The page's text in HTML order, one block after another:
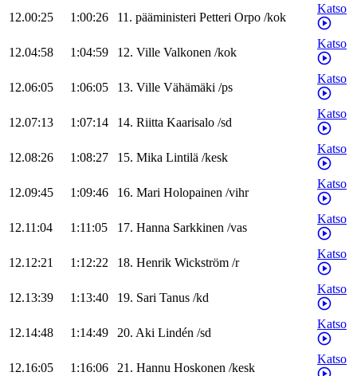
12.00:25 1:00:26 11. pääministeri Petteri Orpo /kok
Katso
12.04:58 1:04:59 12. Ville Valkonen /kok
Katso
12.06:05 1:06:05 13. Ville Vähämäki /ps
Katso
12.07:13 1:07:14 14. Riitta Kaarisalo /sd
Katso
12.08:26 1:08:27 15. Mika Lintilä /kesk
Katso
12.09:45 1:09:46 16. Mari Holopainen /vihr
Katso
12.11:04 1:11:05 17. Hanna Sarkkinen /vas
Katso
12.12:21 1:12:22 18. Henrik Wickström /r
Katso
12.13:39 1:13:40 19. Sari Tanus /kd
Katso
12.14:48 1:14:49 20. Aki Lindén /sd
Katso
12.16:05 1:16:06 21. Hannu Hoskonen /kesk
Katso